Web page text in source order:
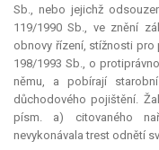
Sb., nebo jejichž
119/1990 Sb., ve znění
obnovy řízení, stížnosti
198/1993 Sb., o
němu, a pobírají
důchodového pojištění.
písm. a) citovaného
nevykonávala trest odnětí